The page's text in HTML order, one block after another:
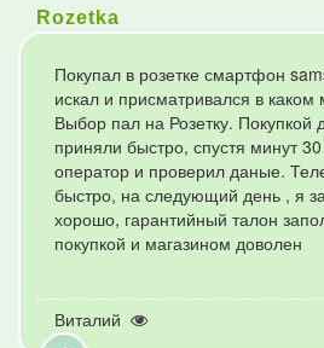
Rozetka
Покупал в розетке смартфон
искал и присматривался в каком
Выбор пал на Розетку. Покупкой
приняли быстро, спустя минут
оператор и проверил даные.
быстро, на следующий день , я
хорошо, гарантийный талон
покупкой и магазином доволен
Виталий